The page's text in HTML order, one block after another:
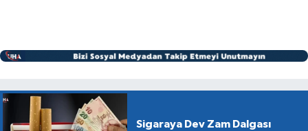
Sigaraya Dev Zam Dalgası